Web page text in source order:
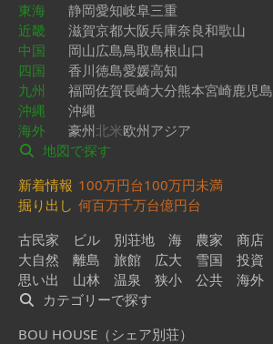
東海
静岡愛知岐阜三重
近畿
滋賀京都大阪兵庫奈良和歌山
中国
岡山広島鳥取島根山口
四国
香川徳島愛媛高知
九州
福岡佐賀長崎大分熊本宮崎鹿児島
沖縄
沖縄
海外
豪州北米欧州アジア
地図で探す
新着情報 100万円台100万円未満
掘り出し 何百万千万台億円台
古民家
ビル 別荘地 海 農家
商店
大自然
離島 旅館 広大 雪国
投資
思い出
山林 温泉 狭小 公共
海外
カテゴリーで探す
BOU HOUSE（シェア別荘）